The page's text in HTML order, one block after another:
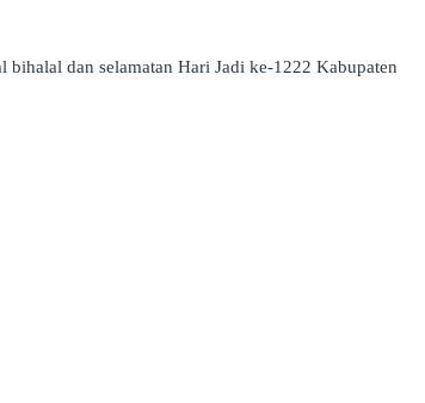
dan selamatan Hari Jadi ke-1222 Kabupaten